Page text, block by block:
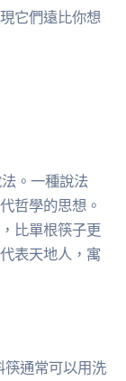
它們遠比你想
。一種說法
哲學的思想。
比單根筷子更
表天地人，寓
通常可以用洗